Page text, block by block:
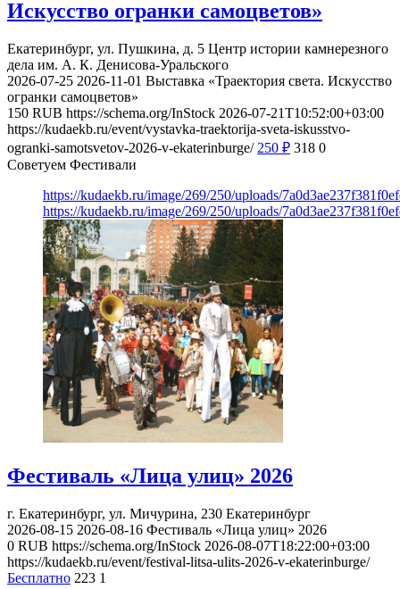
Искусство огранки самоцветов»
Екатеринбург, ул. Пушкина, д. 5 Центр истории камнерезного
дела им. А. К. Денисова-Уральского
2026-07-25 2026-11-01 Выставка «Траектория света. Искусство
огранки самоцветов»
150 RUB https://schema.org/InStock 2026-07-21T10:52:00+03:00
https://kudaekb.ru/event/vystavka-traektorija-sveta-iskusstvo-
ogranki-samotsvetov-2026-v-ekaterinburge/ 250 ₽ 318 0
Советуем Фестивали
https://kudaekb.ru/image/269/250/uploads/
https://kudaekb.ru/image/269/250/uploads/
Фестиваль «Лица улиц» 2026
г. Екатеринбург, ул. Мичурина, 230 Екатеринбург
2026-08-15 2026-08-16 Фестиваль «Лица улиц» 2026
0 RUB https://schema.org/InStock 2026-08-07T18:22:00+03:00
https://kudaekb.ru/event/festival-litsa-ulits-2026-v-ekaterinburge/
Бесплатно 223 1